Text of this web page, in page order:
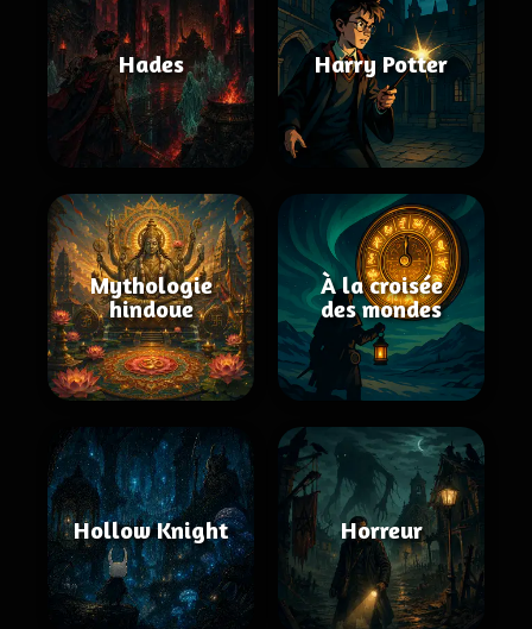
Hades Harry Potter
Mythologie
hindoue
À la croisée
des mondes
Hollow Knight Horreur